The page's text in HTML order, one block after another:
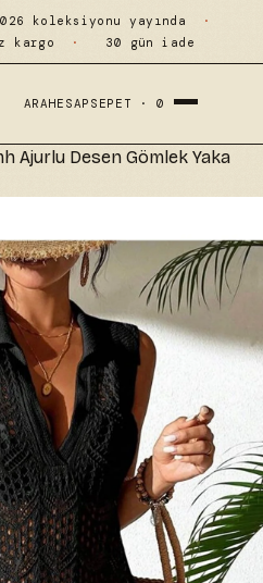
koleksiyonu yayında
·
kargo
· 30 gün iade
ARAHESAP SEPET ·0
Ajurlu Desen Gömlek Yaka